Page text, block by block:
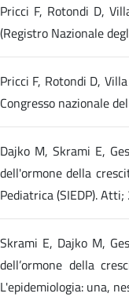
Pricci F, Rotondi D,
(Registro Nazionale
Pricci F, Rotondi D,
Congresso nazionale
Dajko M, Skrami E,
dell'ormone della
Pediatrica (SIEDP).
Skrami E, Dajko M,
dell’ormone della
L'epidemiologia: una,